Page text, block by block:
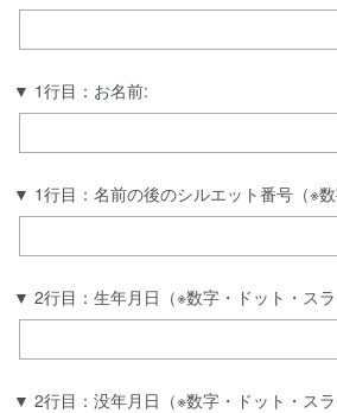
1行目：お名前:
1行目：名前の後のシルエット番号（※
2行目：生年月日（※数字・ドット・ス
2行目：没年月日（※数字・ドット・ス